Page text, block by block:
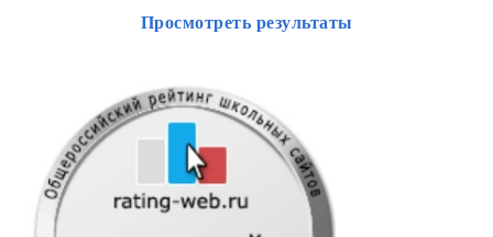
Просмотреть результаты